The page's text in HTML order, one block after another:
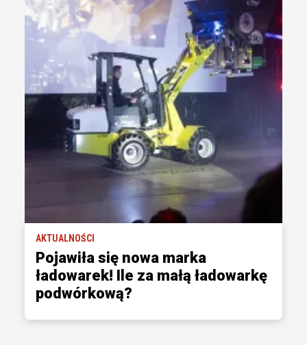
AKTUALNOŚCI
Pojawiła się nowa marka
ładowarek! Ile za małą ładowarkę
podwórkową?